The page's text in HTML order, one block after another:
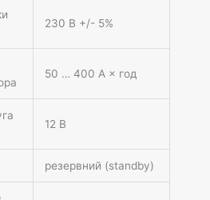
230 В +/- 5%
50 … 400 А × год
12 В
резервний (standby)